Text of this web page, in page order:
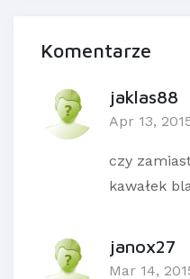
Komentarze
jaklas88
Apr 13,
czy
kawałek
janox27
Mar 14,